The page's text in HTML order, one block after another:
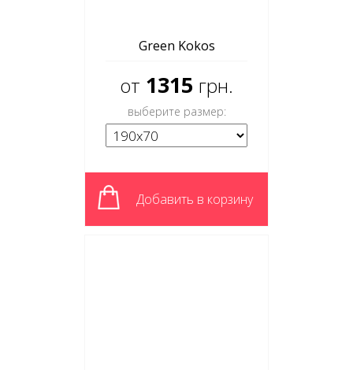
Green Kokos
от 1315 грн.
выберите размер:
Добавить в корзину